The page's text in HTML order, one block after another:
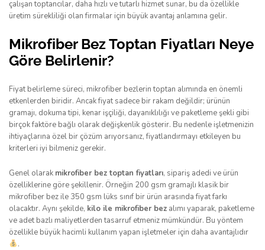
çalışan toptancılar, daha hızlı ve tutarlı hizmet sunar, bu da özellikle
üretim sürekliliği olan firmalar için büyük avantaj anlamına gelir.
Mikrofiber Bez Toptan Fiyatları Neye
Göre Belirlenir?
Fiyat belirleme süreci, mikrofiber bezlerin toptan alımında en önemli
etkenlerden biridir. Ancak fiyat sadece bir rakam değildir; ürünün
gramajı, dokuma tipi, kenar işçiliği, dayanıklılığı ve paketleme şekli gibi
birçok faktöre bağlı olarak değişkenlik gösterir. Bu nedenle işletmenizin
ihtiyaçlarına özel bir çözüm arıyorsanız, fiyatlandırmayı etkileyen bu
kriterleri iyi bilmeniz gerekir.
Genel olarak mikrofiber bez toptan fiyatları, sipariş adedi ve ürün
özelliklerine göre şekillenir. Örneğin 200 gsm gramajlı klasik bir
mikrofiber bez ile 350 gsm lüks sınıf bir ürün arasında fiyat farkı
olacaktır. Aynı şekilde, kilo ile mikrofiber bez alımı yaparak, paketleme
ve adet bazlı maliyetlerden tasarruf etmeniz mümkündür. Bu yöntem
özellikle büyük hacimli kullanım yapan işletmeler için daha avantajlıdır
.